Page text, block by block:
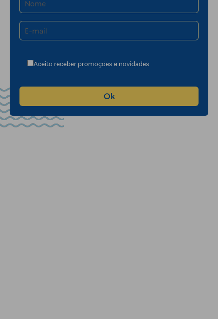
Aceito receber promoções e novidades